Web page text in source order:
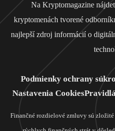
Na Kryptomagazine
kryptomenách tvorené
najlepší zdroj informácií o
Podmienky ochrany
Nastavenia Cookies
Finančné rozdielové zmluvy sú